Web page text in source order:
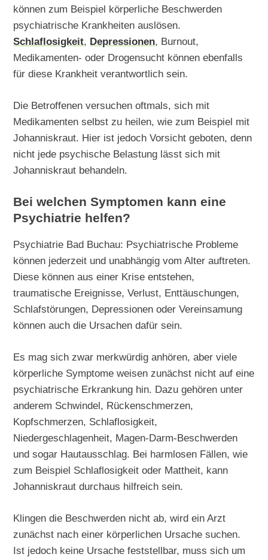
können zum Beispiel körperliche Beschwerden
psychiatrische Krankheiten auslösen.
Schlaflosigkeit, Depressionen, Burnout,
Medikamenten- oder Drogensucht können ebenfalls
für diese Krankheit verantwortlich sein.
Die Betroffenen versuchen oftmals, sich mit
Medikamenten selbst zu heilen, wie zum Beispiel mit
Johanniskraut. Hier ist jedoch Vorsicht geboten, denn
nicht jede psychische Belastung lässt sich mit
Johanniskraut behandeln.
Bei welchen Symptomen kann eine
Psychiatrie helfen?
Psychiatrie Bad Buchau: Psychiatrische Probleme
können jederzeit und unabhängig vom Alter auftreten.
Diese können aus einer Krise entstehen,
traumatische Ereignisse, Verlust, Enttäuschungen,
Schlafstörungen, Depressionen oder Vereinsamung
können auch die Ursachen dafür sein.
Es mag sich zwar merkwürdig anhören, aber viele
körperliche Symptome weisen zunächst nicht auf eine
psychiatrische Erkrankung hin. Dazu gehören unter
anderem Schwindel, Rückenschmerzen,
Kopfschmerzen, Schlaflosigkeit,
Niedergeschlagenheit, Magen-Darm-Beschwerden
und sogar Hautausschlag. Bei harmlosen Fällen, wie
zum Beispiel Schlaflosigkeit oder Mattheit, kann
Johanniskraut durchaus hilfreich sein.
Klingen die Beschwerden nicht ab, wird ein Arzt
zunächst nach einer körperlichen Ursache suchen.
Ist jedoch keine Ursache feststellbar, muss sich um